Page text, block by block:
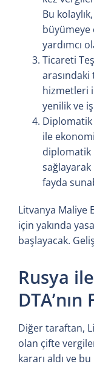
Bu
büyümeye
yardımcı
Ticareti
hizmetleri
yenilik ve
Diplomatik
ile
diplomatik
fayda
Litvanya Maliye
için yakında
başlayacak.
Rusya
DTA’nın
Diğer taraftan,
olan çifte
kararı aldı ve